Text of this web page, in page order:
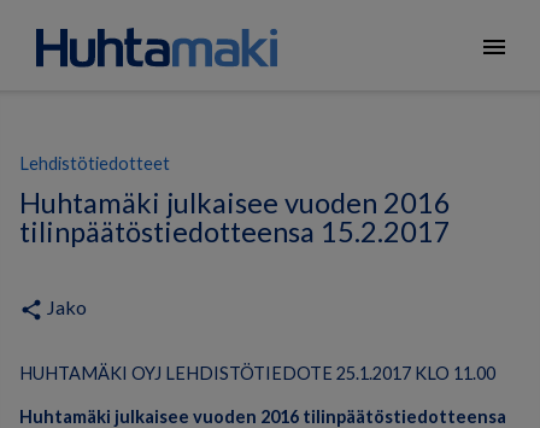
menu
Lehdistötiedotteet
Huhtamäki julkaisee vuoden 2016
tilinpäätöstiedotteensa 15.2.2017
share Jako
HUHTAMÄKI OYJ LEHDISTÖTIEDOTE 25.1.2017 KLO 11.00
Huhtamäki julkaisee vuoden 2016 tilinpäätöstiedotteensa